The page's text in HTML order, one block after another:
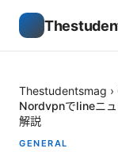
Thestudentsmag ›
Nordvpnでlineニュ
解説
GENERAL